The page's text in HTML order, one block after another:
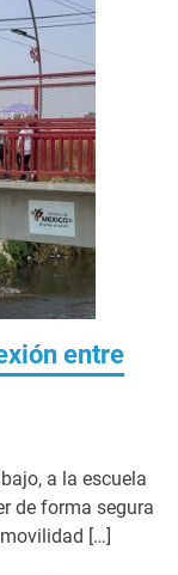
entre
a la escuela
de forma segura
[…]